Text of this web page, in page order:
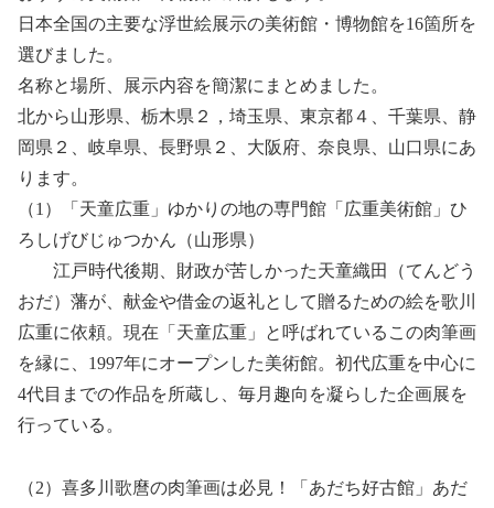
日本全国の主要な浮世絵展示の美術館・博物館を16箇所を
選びました。
名称と場所、展示内容を簡潔にまとめました。
北から山形県、栃木県２，埼玉県、東京都４、千葉県、静
岡県２、岐阜県、長野県２、大阪府、奈良県、山口県にあ
ります。
（1）「天童広重」ゆかりの地の専門館「広重美術館」ひ
ろしげびじゅつかん（山形県）
江戸時代後期、財政が苦しかった天童織田（てんどう
おだ）藩が、献金や借金の返礼として贈るための絵を歌川
広重に依頼。現在「天童広重」と呼ばれているこの肉筆画
を縁に、1997年にオープンした美術館。初代広重を中心に
4代目までの作品を所蔵し、毎月趣向を凝らした企画展を
行っている。
（2）喜多川歌麿の肉筆画は必見！「あだち好古館」あだ